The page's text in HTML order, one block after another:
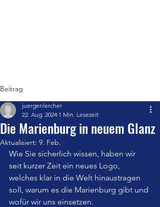
Beitrag
Die Marienburg in neuem Glanz
juergenlercher
22. Aug. 2024 1 Min. Lesezeit
Aktualisiert: 9. Feb.
Wie Sie sicherlich wissen, haben wir
seit kurzer Zeit ein neues Logo,
welches klar in die Welt hinaustragen
soll, warum es die Marienburg gibt und
wofür wir uns einsetzen.